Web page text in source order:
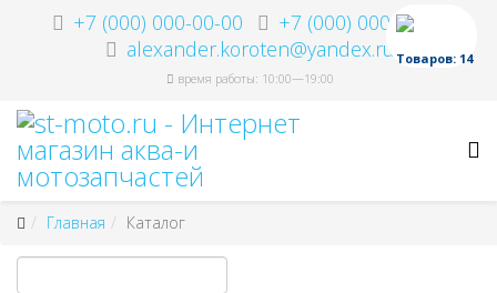
+7 (000) 000-00-00
+7 (000) 000-00-00
alexander.koroten@yandex.ru
время работы: 10:00—19:00
Товаров: 14
Главная Каталог